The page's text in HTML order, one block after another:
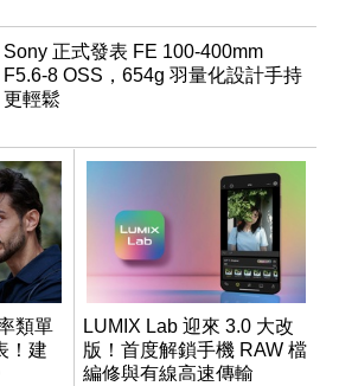
Sony 正式發表 FE 100-400mm
F5.6-8 OSS，654g 羽量化設計手持
更輕鬆
類單
！建
LUMIX Lab 迎來 3.0 大改
版！首度解鎖手機 RAW 檔
編修與有線高速傳輸